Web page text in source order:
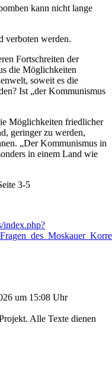
kann nicht lange
verboten werden.
Fortschreiten der
die Möglichkeiten
soweit es die
Ist „der Kommunismus
Möglichkeiten friedlicher
geringer zu werden,
„Der Kommunismus in
in einem Land wie
3-5
index.php?
um 15:08 Uhr
Alle Texte dienen